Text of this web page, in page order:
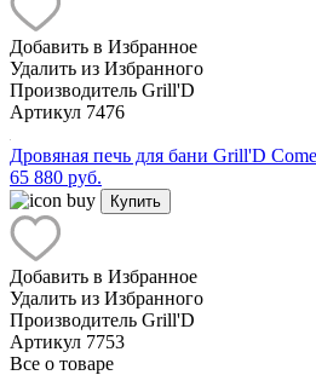
Добавить в Избранное
Удалить из Избранного
Производитель Grill'D
Артикул 7476
Дровяная печь для бани Grill'D
65 880 руб.
Купить
Добавить в Избранное
Удалить из Избранного
Производитель Grill'D
Артикул 7753
Все о товаре